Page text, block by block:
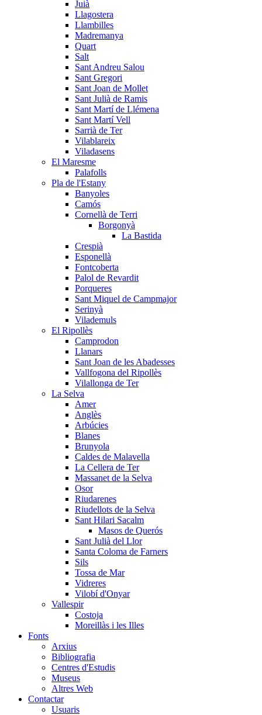
Juià
Llagostera
Llambilles
Madremanya
Quart
Salt
Sant Andreu Salou
Sant Gregori
Sant Joan de Mollet
Sant Julià de Ramis
Sant Martí de Llémena
Sant Martí Vell
Sarrià de Ter
Vilablareix
Viladasens
El Maresme
Palafolls
Pla de l'Estany
Banyoles
Camós
Cornellà de Terri
Borgonyà
La Bastida
Crespià
Esponellà
Fontcoberta
Palol de Revardit
Porqueres
Sant Miquel de Campmajor
Serinyà
Vilademuls
El Ripollès
Camprodon
Llanars
Sant Joan de les Abadesses
Vallfogona del Ripollès
Vilallonga de Ter
La Selva
Amer
Anglès
Arbúcies
Blanes
Brunyola
Caldes de Malavella
La Cellera de Ter
Massanet de la Selva
Osor
Riudarenes
Riudellots de la Selva
Sant Hilari Sacalm
Masos de Querós
Sant Julià del Llor
Santa Coloma de Farners
Sils
Tossa de Mar
Vidreres
Vilobí d'Onyar
Vallespir
Costoja
Moreillàs i les Illes
Fonts
Arxius
Bibliografia
Centres d'Estudis
Museus
Altres Web
Contactar
Usuaris